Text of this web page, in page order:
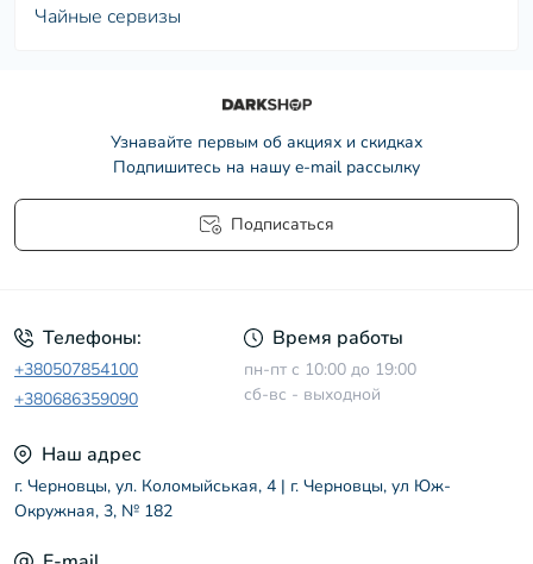
Чайные сервизы
Узнавайте первым об акциях и скидках
Подпишитесь на нашу e-mail рассылку
Подписаться
Телефоны:
+380507854100
+380686359090
Время работы
пн-пт с 10:00 до 19:00
сб-вс - выходной
Наш адрес
г. Черновцы, ул. Коломыйськая, 4 | г. Черновцы, ул Юж-
Окружная, 3, № 182